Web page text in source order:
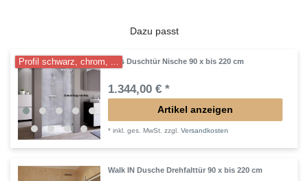
Dazu passt
Profil schwarz, chrom, ...Glas Duschtür Nische 90 x bis 220 cm
1.344,00 € *
Artikel anzeigen
*inkl. ges. MwSt. zzgl.Versandkosten
Walk IN Dusche Drehfalttür 90 x bis 220 cm